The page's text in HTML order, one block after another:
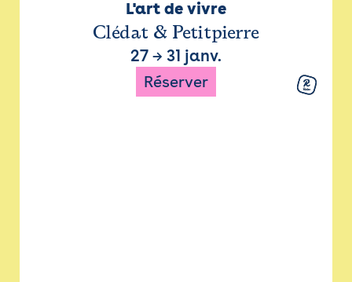
L'art de vivre
Clédat & Petitpierre
27 → 31 janv.
Réserver